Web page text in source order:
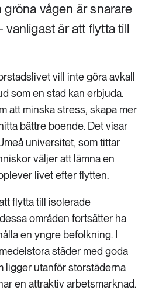
vågen är snarare
är att flytta till
vill inte göra avkall
som en stad kan erbjuda.
att minska stress, skapa mer
bättre boende. Det visar
universitet, som tittar
väljer att lämna en
livet efter flytten.
flytta till isolerade
områden fortsätter ha
en yngre befolkning. I
städer med goda
ligger utanför storstäderna
en attraktiv arbetsmarknad.